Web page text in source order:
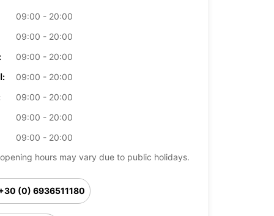
09:00 - 20:00
09:00 - 20:00
09:00 - 20:00
الخميس:
09:00 - 20:00
09:00 - 20:00
09:00 - 20:00
09:00 - 20:00
hours may vary due to public holidays.
(0) 6936511180